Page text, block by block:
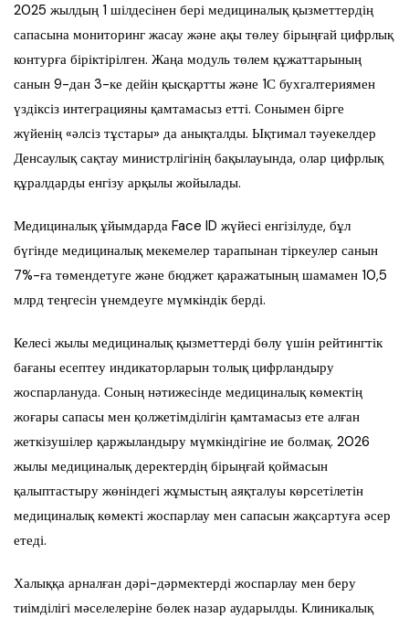
2025 жылдың 1 шілдесінен бері медициналық қызметтердің
сапасына мониторинг жасау және ақы төлеу бірыңғай цифрлық
контурға біріктірілген. Жаңа модуль төлем құжаттарының
санын 9-дан 3-ке дейін қысқартты және 1С бухгалтериямен
үздіксіз интеграцияны қамтамасыз етті. Сонымен бірге
жүйенің «әлсіз тұстары» да анықталды. Ықтимал тәуекелдер
Денсаулық сақтау министрлігінің бақылауында, олар цифрлық
құралдарды енгізу арқылы жойылады.
Медициналық ұйымдарда Face ID жүйесі енгізілуде, бұл
бүгінде медициналық мекемелер тарапынан тіркеулер санын
7%-ға төмендетуге және бюджет қаражатының шамамен 10,5
млрд теңгесін үнемдеуге мүмкіндік берді.
Келесі жылы медициналық қызметтерді бөлу үшін рейтингтік
бағаны есептеу индикаторларын толық цифрландыру
жоспарлануда. Соның нәтижесінде медициналық көмектің
жоғары сапасы мен қолжетімділігін қамтамасыз ете алған
жеткізушілер қаржыландыру мүмкіндігіне ие болмақ. 2026
жылы медициналық деректердің бірыңғай қоймасын
қалыптастыру жөніндегі жұмыстың аяқталуы көрсетілетін
медициналық көмекті жоспарлау мен сапасын жақсартуға әсер
етеді.
Халыққа арналған дәрі-дәрмектерді жоспарлау мен беру
тиімділігі мәселелеріне бөлек назар аударылды. Клиникалық